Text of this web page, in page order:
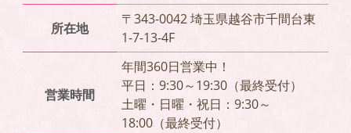
所在地
〒343-0042 埼玉県越谷市千間台東
1-7-13-4F
営業時間
年間360日営業中！
平日：9:30～19:30（最終受付）
土曜・日曜・祝日：9:30～
18:00（最終受付）